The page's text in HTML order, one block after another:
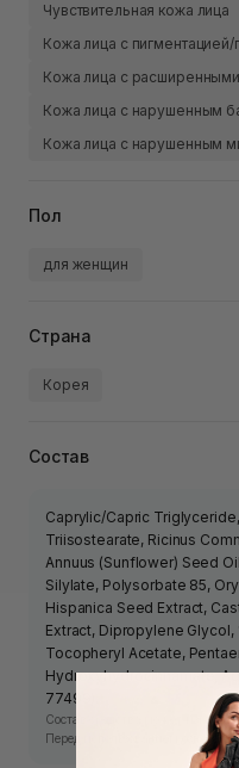
Чувствительная кожа лица
Кожа лица с пигментацией/
Кожа лица с
Кожа лица с нарушенным
Кожа лица с нарушенным
Пол
для женщин
Страна
Корея
Состав
Caprylic/Capric
Triisostearate, Ricinus
Annuus (Sunflower) Seed
Silylate, Polysorbate 85,
Hispanica Seed Extract,
Extract, Dipropylene
Tocopheryl Acetate,
Hydroxyhydrocinnamate,
77499).
Состав средства может
Перед использованием